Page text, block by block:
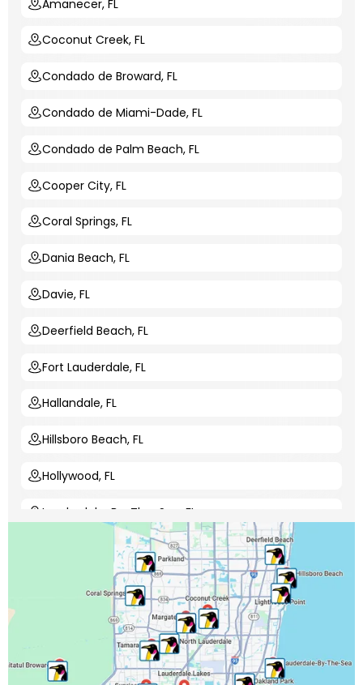
Amanecer, FL
Coconut Creek, FL
Condado de Broward, FL
Condado de Miami-Dade, FL
Condado de Palm Beach, FL
Cooper City, FL
Coral Springs, FL
Dania Beach, FL
Davie, FL
Deerfield Beach, FL
Fort Lauderdale, FL
Hallandale, FL
Hillsboro Beach, FL
Hollywood, FL
Lauderdale-By-The-Sea, FL
Lauderdale Lakes, FL
Lauderhill, FL
Lighthouse Point, FL
Margate, FL